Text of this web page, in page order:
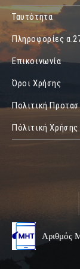
Ταυτότητα
Πληροφορίες
Επικοινωνία
Όροι Χρήσης
Πολιτική
Πόλιτική
Αριθμός